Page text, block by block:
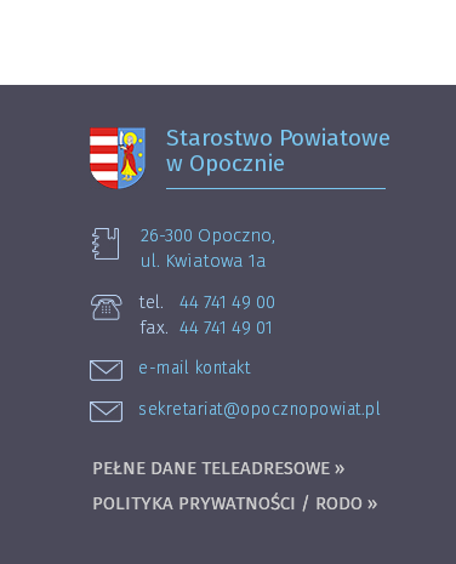
Starostwo Powiatowe
w Opocznie
26-300 Opoczno,
ul. Kwiatowa 1a
tel.
44 741 49 00
fax. 44 741 49 01
e-mail kontakt
sekretariat@opocznopowiat.pl
PEŁNE DANE TELEADRESOWE »
POLITYKA PRYWATNOŚCI / RODO »